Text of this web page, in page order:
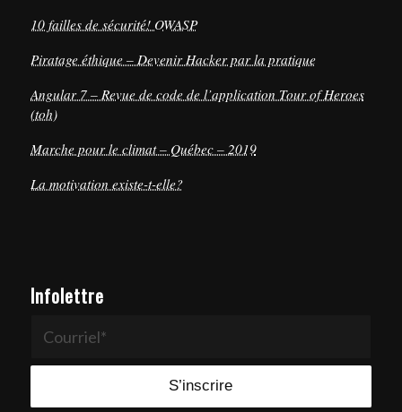
10 failles de sécurité! OWASP
Piratage éthique – Devenir Hacker par la pratique
Angular 7 – Revue de code de l’application Tour of Heroes
(toh)
Marche pour le climat – Québec – 2019
La motivation existe-t-elle?
Infolettre